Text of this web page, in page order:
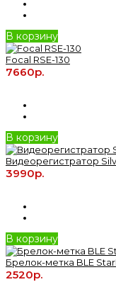
В корзину
Focal RSE-130
7660р.
В корзину
Видеорегистратор
3990р.
В корзину
Брелок-метка BLE
2520р.